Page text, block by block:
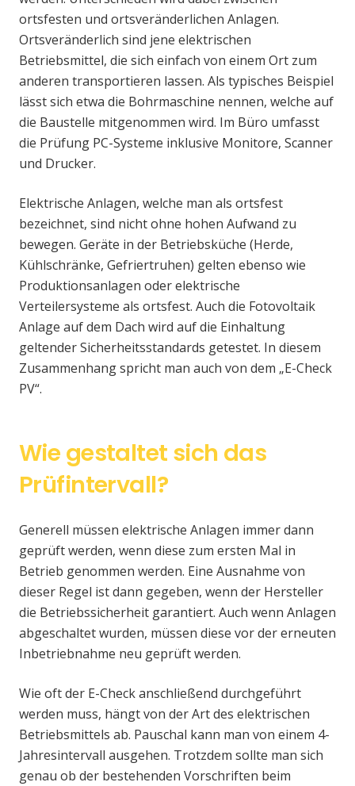
ortsfesten und ortsveränderlichen Anlagen.
Ortsveränderlich sind jene elektrischen
Betriebsmittel, die sich einfach von einem Ort zum
anderen transportieren lassen. Als typisches Beispiel
lässt sich etwa die Bohrmaschine nennen, welche auf
die Baustelle mitgenommen wird. Im Büro umfasst
die Prüfung PC-Systeme inklusive Monitore, Scanner
und Drucker.
Elektrische Anlagen, welche man als ortsfest
bezeichnet, sind nicht ohne hohen Aufwand zu
bewegen. Geräte in der Betriebsküche (Herde,
Kühlschränke, Gefriertruhen) gelten ebenso wie
Produktionsanlagen oder elektrische
Verteilersysteme als ortsfest. Auch die Fotovoltaik
Anlage auf dem Dach wird auf die Einhaltung
geltender Sicherheitsstandards getestet. In diesem
Zusammenhang spricht man auch von dem „E-Check
PV“.
Wie gestaltet sich das
Prüfintervall?
Generell müssen elektrische Anlagen immer dann
geprüft werden, wenn diese zum ersten Mal in
Betrieb genommen werden. Eine Ausnahme von
dieser Regel ist dann gegeben, wenn der Hersteller
die Betriebssicherheit garantiert. Auch wenn Anlagen
abgeschaltet wurden, müssen diese vor der erneuten
Inbetriebnahme neu geprüft werden.
Wie oft der E-Check anschließend durchgeführt
werden muss, hängt von der Art des elektrischen
Betriebsmittels ab. Pauschal kann man von einem 4-
Jahresintervall ausgehen. Trotzdem sollte man sich
genau ob der bestehenden Vorschriften beim